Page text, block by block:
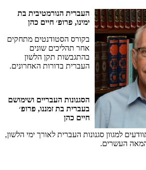
העברית הנורמטיבית בת
ימינו, פרופ׳ חיים כהן
בקורס הסטודנטים מתחקים
אחר תהליכים שונים
בהתגבשות תקן הלשון
העברית בדורות האחרונים.
הסגנונות העבריים ושימושם
בעברית בת זמננו, פרופ׳
חיים כהן
למגוון סגנונות העברית לאורך ימי הלשון,
העשרים.